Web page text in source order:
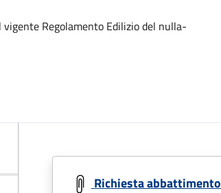
Regolamento Edilizio del nulla-
Richiesta